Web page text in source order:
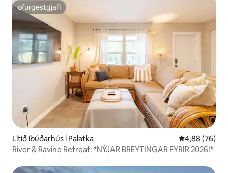
ofurgestgjafi
ofurgestgjafi
Lítið íbúðarhús í Palatka 4,88 af 5 í
4,88 (76)
River & Ravine Retreat: *NÝJAR BREYTINGAR FYRIR 2026!*